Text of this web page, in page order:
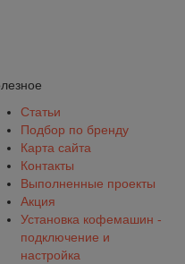
Статьи
Подбор по бренду
Карта сайта
Контакты
Выполненные проекты
Акция
Установка кофемашин -
подключение и
настройка